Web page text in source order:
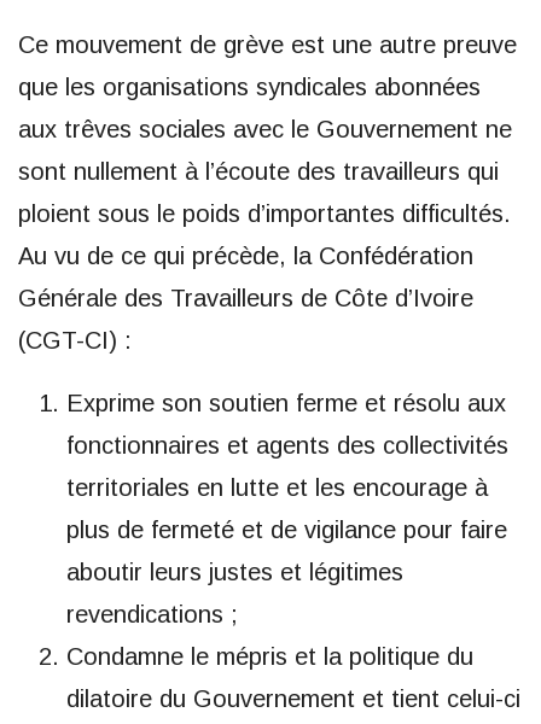
Ce mouvement de grève est une autre preuve
que les organisations syndicales abonnées
aux trêves sociales avec le Gouvernement ne
sont nullement à l’écoute des travailleurs qui
ploient sous le poids d’importantes difficultés.
Au vu de ce qui précède, la Confédération
Générale des Travailleurs de Côte d’Ivoire
(CGT-CI) :
Exprime son soutien ferme et résolu aux
fonctionnaires et agents des collectivités
territoriales en lutte et les encourage à
plus de fermeté et de vigilance pour faire
aboutir leurs justes et légitimes
revendications ;
Condamne le mépris et la politique du
dilatoire du Gouvernement et tient celui-ci